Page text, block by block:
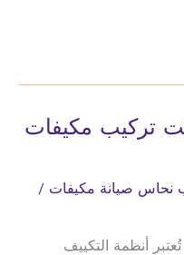
تركيب مكيفات
نحاس صيانة مكيفات /
أنظمة التكييف